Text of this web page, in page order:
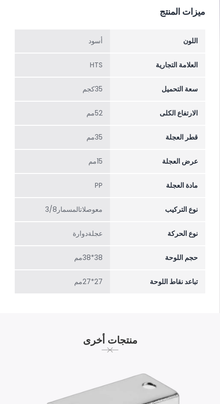
ميزات المنتج
اللون أسود
العلامة التجارية HTS
سعة التحميل 35كجم
الارتفاع الکلی 52مم
قطر العجلة 35مم
عرض العجلة 15مم
مادة العجلة PP
نوع التركيب معوصلاتالمسمار3/8
نوع الحركة عجلةدوارة
حجم اللوحة 38*38مم
تباعد نقاط اللوحة 27*27مم
منتجات أخرى